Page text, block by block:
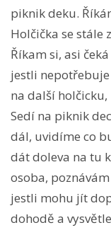
piknik deku.
Holčička se stále
Říkam si, asi
jestli
na další holčicku,
Sedí na piknik
dál, uvidíme co
dát doleva na tu
osoba,
jestli mohu jít
dohodě a